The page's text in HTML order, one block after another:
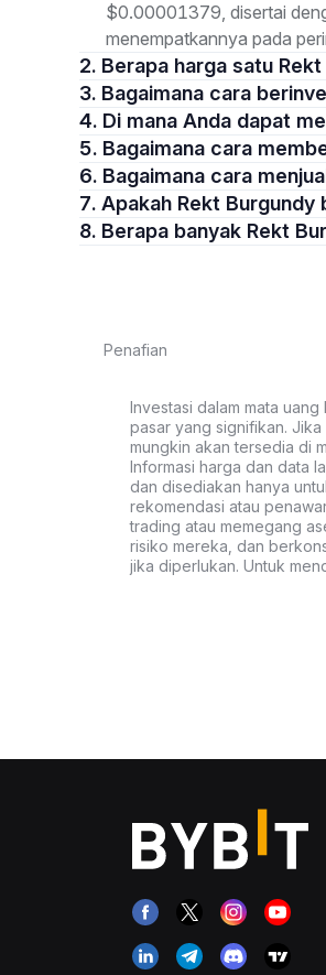
$0.00001379, disertai
menempatkannya pada
2. Berapa harga satu
3. Bagaimana cara
4. Di mana Anda dapat
5. Bagaimana cara
6. Bagaimana cara
7. Apakah Rekt
8. Berapa banyak Rekt
Penafian
Investasi dalam mata
pasar yang signifikan.
mungkin akan tersedia di
Informasi harga dan data
dan disediakan hanya
rekomendasi atau
trading atau memegang
risiko mereka, dan
jika diperlukan. Untuk